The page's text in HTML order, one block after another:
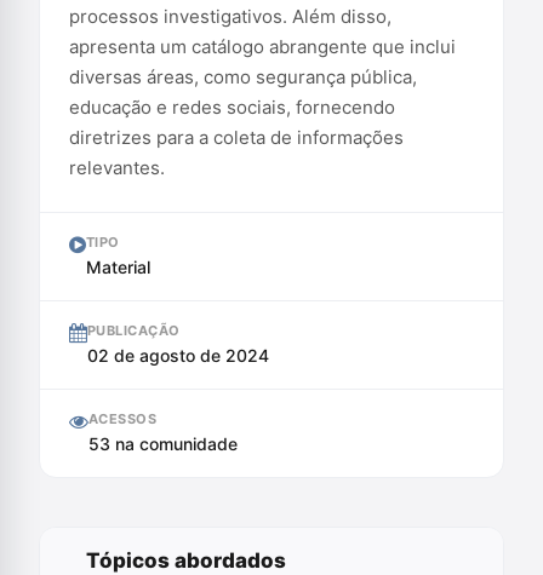
processos investigativos. Além disso,
apresenta um catálogo abrangente que inclui
diversas áreas, como segurança pública,
educação e redes sociais, fornecendo
diretrizes para a coleta de informações
relevantes.
TIPO
Material
PUBLICAÇÃO
02 de agosto de 2024
ACESSOS
53 na comunidade
Tópicos abordados